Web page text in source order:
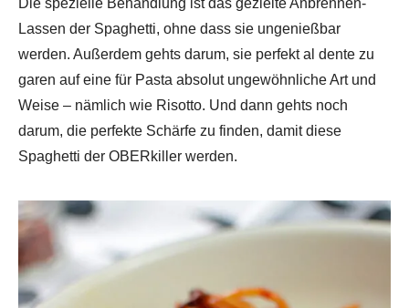
Die spezielle Behandlung ist das gezielte Anbrennen-
Lassen der Spaghetti, ohne dass sie ungenießbar
werden. Außerdem gehts darum, sie perfekt al dente zu
garen auf eine für Pasta absolut ungewöhnliche Art und
Weise – nämlich wie Risotto. Und dann gehts noch
darum, die perfekte Schärfe zu finden, damit diese
Spaghetti der OBERkiller werden.